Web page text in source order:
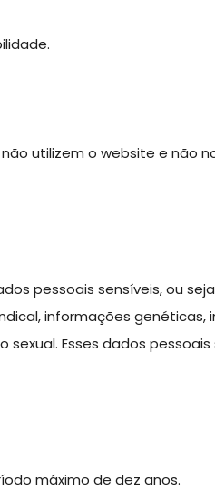
utilizem o website e não
pessoais sensíveis, ou
informações
Esses dados
máximo de dez anos.